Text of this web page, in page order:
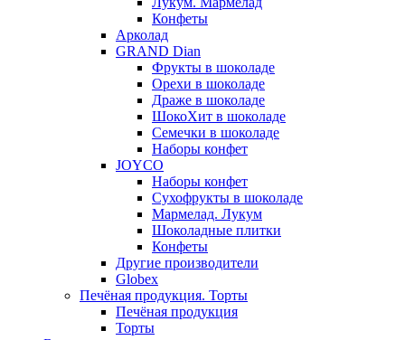
Конфеты
Арколад
GRAND Dian
Фрукты в шоколаде
Орехи в шоколаде
Драже в шоколаде
ШокоХит в шоколаде
Семечки в шоколаде
Наборы конфет
JOYCO
Наборы конфет
Сухофрукты в шоколаде
Мармелад. Лукум
Шоколадные плитки
Конфеты
Другие производители
Globex
Печёная продукция. Торты
Печёная продукция
Торты